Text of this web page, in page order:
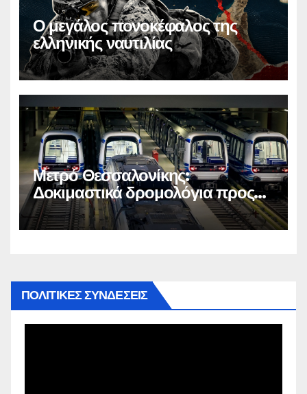
Ο μεγάλος πονοκέφαλος της
ελληνικής ναυτιλίας
Μετρό Θεσσαλονίκης:
Δοκιμαστικά δρομολόγια προς
Καλαμαριά
ΠΟΛΙΤΙΚΕΣ ΣΥΝΔΕΣΕΙΣ